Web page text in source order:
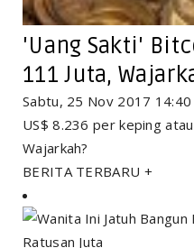
'Uang Sakti'
111 Juta,
Sabtu, 25 Nov 2017
US$ 8.236 per keping
Wajarkah?
BERITA TERBARU +